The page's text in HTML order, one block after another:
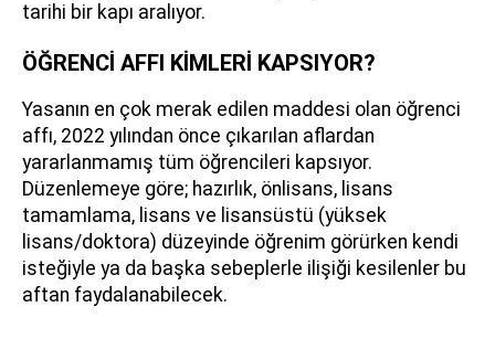
tarihi bir kapı aralıyor.
ÖĞRENCİ AFFI KİMLERİ KAPSIYOR?
Yasanın en çok merak edilen maddesi olan öğrenci
affı, 2022 yılından önce çıkarılan aflardan
yararlanmamış tüm öğrencileri kapsıyor.
Düzenlemeye göre; hazırlık, önlisans, lisans
tamamlama, lisans ve lisansüstü (yüksek
lisans/doktora) düzeyinde öğrenim görürken kendi
isteğiyle ya da başka sebeplerle ilişiği kesilenler bu
aftan faydalanabilecek.